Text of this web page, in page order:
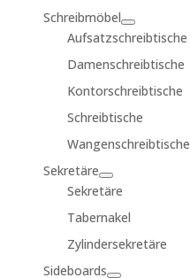
Schreibmöbel
Aufsatzschreibtische
Damenschreibtische
Kontorschreibtische
Schreibtische
Wangenschreibtische
Sekretäre
Sekretäre
Tabernakel
Zylindersekretäre
Sideboards